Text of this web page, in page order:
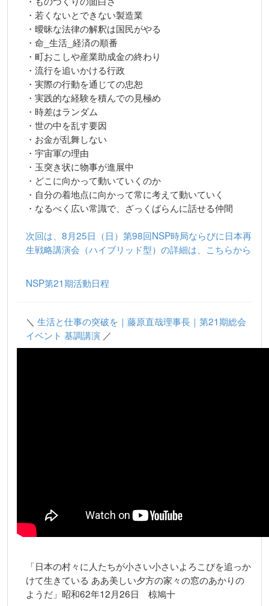
・若くないとできない製造業
・曖昧な法律の解釈は国民がやる
・命_生活_経済の順番
・町おこしや産業助成金の終わり
・流行を追いかける行政
・実際の行動を通じての忠恕
・実践的な経験を積んでの見極め
・時差はランダム
・世の中を乱す要因
・お金が乱舞しない
・宇宙軍の理由
・玉突き状に物事が進展中
・どこに向かって動いていくのか
・自分の着地点に向かって常に考えて動いていく
・なるべく広い常識で、ざっくばらんに話せる仲間
次回は、8月25日（日）第98回NSP時局ならびに日本再
生戦略講演会（ハイブリッド型）の詳細は、こちらから
NSP第21期活動日程
＼ 生活と仕事の突破を｜藤原直哉理事長｜第21期総会
イベント 基調講演 ／
「日本の村々に人たちが小さい小さいよろこびを追っか
けて生きている ああ美しい夕方の家々の窓のあかりの
ようだ」昭和62年12月26日 椋鳩十